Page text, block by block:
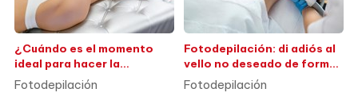
¿Cuándo es el momento
ideal para hacer la
fotodepilación?
Fotodepilación
Fotodepilación: di adiós al
vello no deseado de forma
duradera
Fotodepilación